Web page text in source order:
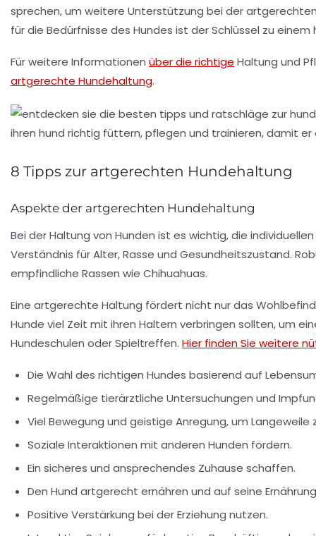
sprechen, um weitere Unterstützung bei der
für die Bedürfnisse des Hundes ist der Schlüssel zu
Für weitere Informationen über die richtige Haltung und
artgerechte Hundehaltung.
8 Tipps zur artgerechten Hundehaltung
Aspekte der artgerechten Hundehaltung
Bei derHaltung von Hunden ist es wichtig, die
Verständnis für Alter, Rasse und Gesundheitszustand.
empfindliche Rassen wie Chihuahuas.
Eine artgerechte Haltung fördert nicht nur das
Hunde viel Zeit mit ihren Haltern verbringen sollten, um
Hundeschulen oder Spieltreffen. Hier finden Sie weitere
Die Wahl des richtigen Hundes basierend auf
Regelmäßige tierärztliche Untersuchungen und
Viel Bewegung und geistige Anregung, um Langeweile
Soziale Interaktionen mit anderen Hunden fördern.
Ein sicheres und ansprechendes Zuhause schaffen.
Den Hund artgerecht ernähren und auf seine
Positive Verstärkung bei der Erziehung nutzen.